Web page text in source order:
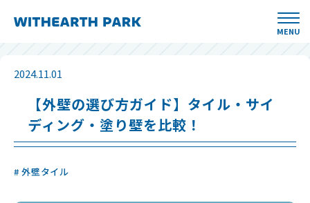
MENU
2024.11.01
【外壁の選び方ガイド】タイル・サイ
ディング・塗り壁を比較！
# 外壁タイル